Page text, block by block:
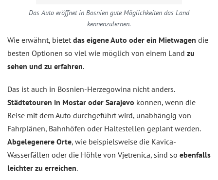
Das Auto eröffnet in Bosnien gute Möglichkeiten das Land
kennenzulernen.
Wie erwähnt, bietet das eigene Auto oder ein Mietwagen die
besten Optionen so viel wie möglich von einem Land zu
sehen und zu erfahren.
Das ist auch in Bosnien-Herzegowina nicht anders.
Städtetouren in Mostar oder Sarajevo können, wenn die
Reise mit dem Auto durchgeführt wird, unabhängig von
Fahrplänen, Bahnhöfen oder Haltestellen geplant werden.
Abgelegenere Orte, wie beispielsweise die Kavica-
Wasserfällen oder die Höhle von Vjetrenica, sind so ebenfalls
leichter zu erreichen.